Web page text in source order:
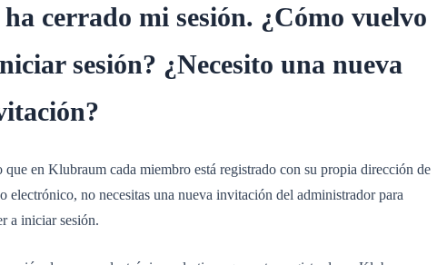
ha cerrado mi sesión. ¿Cómo vuelvo
sesión? ¿Necesito una nueva
que en Klubraum cada miembro está registrado con su propia dirección de
electrónico, no necesitas una nueva invitación del administrador para
a iniciar sesión.